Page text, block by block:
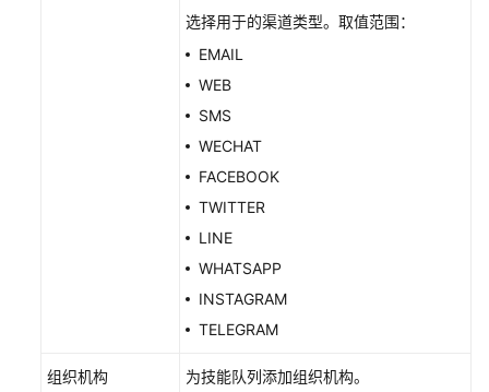
选择用于的渠道类型。取值范围：
EMAIL
WEB
SMS
WECHAT
FACEBOOK
TWITTER
LINE
WHATSAPP
INSTAGRAM
TELEGRAM
组织机构 为技能队列添加组织机构。